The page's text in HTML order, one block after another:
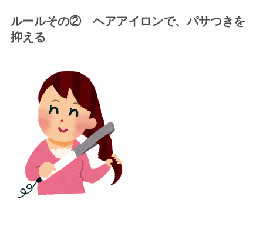
ルールその② ヘアアイロンで、パサつきを
抑える